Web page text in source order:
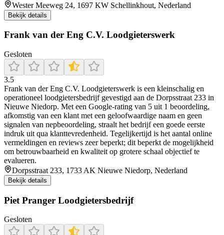
Wester Meeweg 24, 1697 KW Schellinkhout, Nederland
Bekijk details
Frank van der Eng C.V. Loodgieterswerk
Gesloten
3.5
Frank van der Eng C.V. Loodgieterswerk is een kleinschalig en
operationeel loodgietersbedrijf gevestigd aan de Dorpsstraat 233 in
Nieuwe Niedorp. Met een Google-rating van 5 uit 1 beoordeling,
afkomstig van een klant met een geloofwaardige naam en geen
signalen van nepbeoordeling, straalt het bedrijf een goede eerste
indruk uit qua klanttevredenheid. Tegelijkertijd is het aantal online
vermeldingen en reviews zeer beperkt; dit beperkt de mogelijkheid
om betrouwbaarheid en kwaliteit op grotere schaal objectief te
evalueren.
Dorpsstraat 233, 1733 AK Nieuwe Niedorp, Nederland
Bekijk details
Piet Pranger Loodgietersbedrijf
Gesloten